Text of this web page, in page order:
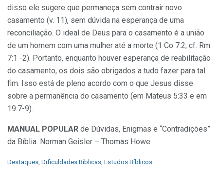
disso ele sugere que permaneça sem contrair novo
casamento (v. 11), sem dúvida na esperança de uma
reconciliação. O ideal de Deus para o casamento é a união
de um homem com uma mulher até a morte (1 Co 7:2; cf. Rm
7:1 -2). Portanto, enquanto houver esperança de reabilitação
do casamento, os dois são obrigados a tudo fazer para tal
fim. Isso está de pleno acordo com o que Jesus disse
sobre a permanência do casamento (em Mateus 5:33 e em
19:7-9).
MANUAL POPULAR de Dúvidas, Enigmas e “Contradições”
da Bíblia. Norman Geisler – Thomas Howe
C
Destaques Dificuldades Bíblicas Estudos Bíblicos